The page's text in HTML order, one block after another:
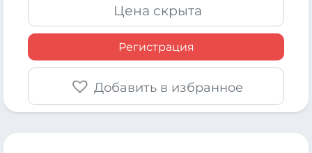
Цена скрыта
Регистрация
Добавить в избранное